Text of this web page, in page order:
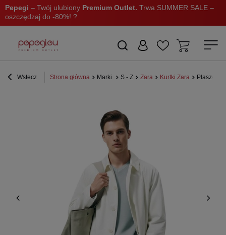
Pepegi – Twój ulubiony Premium Outlet. Trwa SUMMER SALE –
oszczędzaj do -80%! ?
Wstecz Strona główna Marki S - Z Zara Kurtki Zara Płaszcz